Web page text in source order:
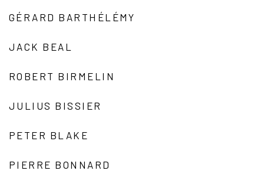
GÉRARD BARTHÉLÉMY
JACK BEAL
ROBERT BIRMELIN
JULIUS BISSIER
PETER BLAKE
PIERRE BONNARD